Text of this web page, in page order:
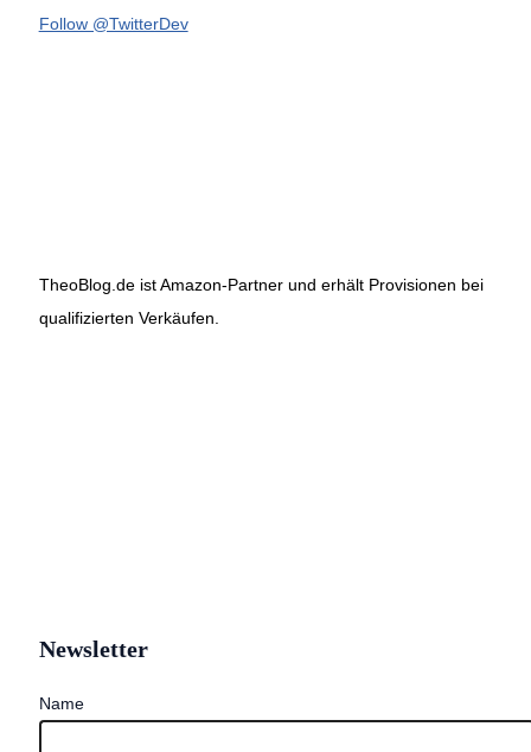
Follow @TwitterDev
TheoBlog.de ist Amazon-Partner und erhält Provisionen bei
qualifizierten Verkäufen.
Newsletter
Name